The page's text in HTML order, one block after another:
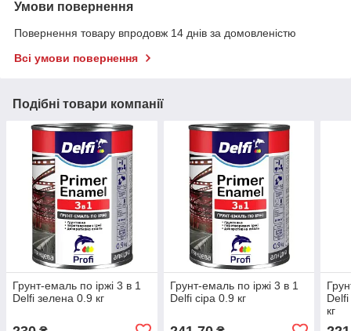
Умови повернення
Повернення товару впродовж 14 днів за домовленістю
Всі умови повернення
Подібні товари компанії
Грунт-емаль по іржі 3 в 1
Delfi зелена 0.9 кг
Грунт-емаль по іржі 3 в 1
Delfi сіра 0.9 кг
кг